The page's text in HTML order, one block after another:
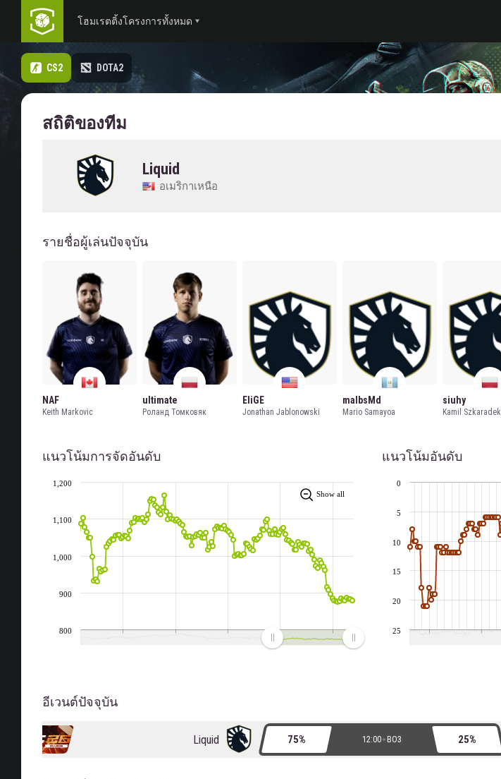
โฮมเรตติ้งโครงการทั้งหมด
CS2 DOTA2
สถิติของทีม
Liquid
อเมริกาเหนือ
รายชื่อผู้เล่นปัจจุบัน
NAF
Keith Markovic
ultimate
Роланд Томковяк
EliGE
Jonathan Jablonowski
malbsMd
Mario Samayoa
siuhy
Kamil Szkaradek
แนวโน้มการจัดอันดับ
800
900
1,000
1,100
1,200
Show all
แนวโน้มอันดับ
0
5
10
15
20
25
อีเวนต์ปัจจุบัน
Liquid 75% 12:00 BO3 25%
การเปลี่ยนแปลงอันดับ